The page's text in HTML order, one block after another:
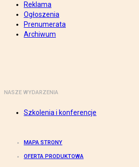
Reklama
Ogłoszenia
Prenumerata
Archiwum
NASZE WYDARZENIA
Szkolenia i konferencje
MAPA STRONY
OFERTA PRODUKTOWA